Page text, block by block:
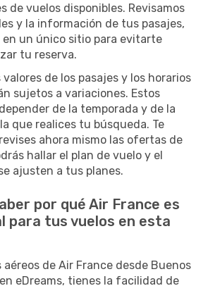
de vuelos disponibles. Revisamos
y la información de tus pasajes,
un único sitio para evitarte
tu reserva.
de los pasajes y los horarios
sujetos a variaciones. Estos
de la temporada y de la
que realices tu búsqueda. Te
ahora mismo las ofertas de
hallar el plan de vuelo y el
ajusten a tus planes.
por qué Air France es
para tus vuelos en esta
de Air France desde Buenos
eDreams, tienes la facilidad de